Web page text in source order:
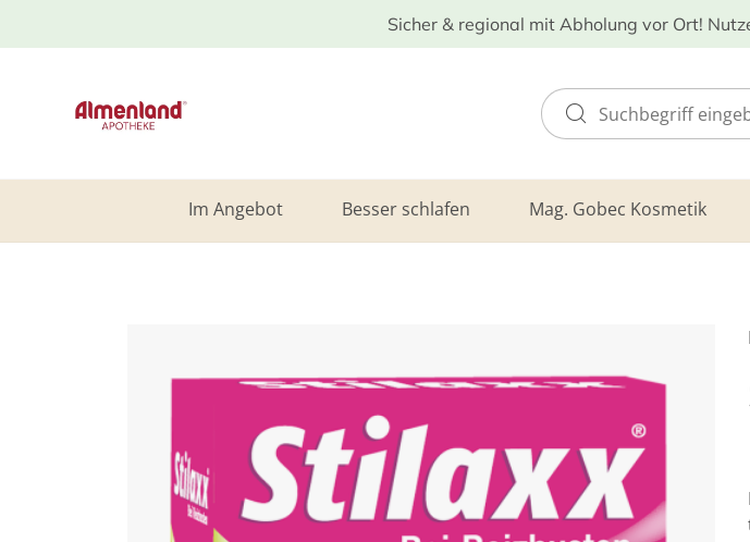
Sicher & regional mit Abholung vor Ort!
Im Angebot Besser schlafen Mag. Gobec Kosmetik